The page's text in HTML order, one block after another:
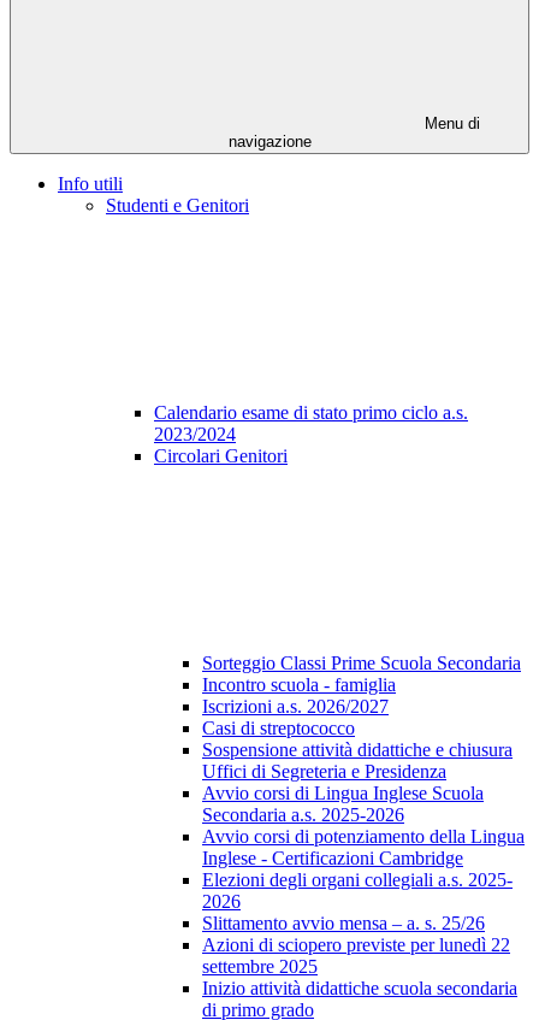
Menu di
navigazione
Info utili
Studenti e Genitori
Calendario esame di stato primo ciclo a.s.
2023/2024
Circolari Genitori
Sorteggio Classi Prime Scuola Secondaria
Incontro scuola - famiglia
Iscrizioni a.s. 2026/2027
Casi di streptococco
Sospensione attività didattiche e chiusura
Uffici di Segreteria e Presidenza
Avvio corsi di Lingua Inglese Scuola
Secondaria a.s. 2025-2026
Avvio corsi di potenziamento della Lingua
Inglese - Certificazioni Cambridge
Elezioni degli organi collegiali a.s. 2025-
2026
Slittamento avvio mensa – a. s. 25/26
Azioni di sciopero previste per lunedì 22
settembre 2025
Inizio attività didattiche scuola secondaria
di primo grado